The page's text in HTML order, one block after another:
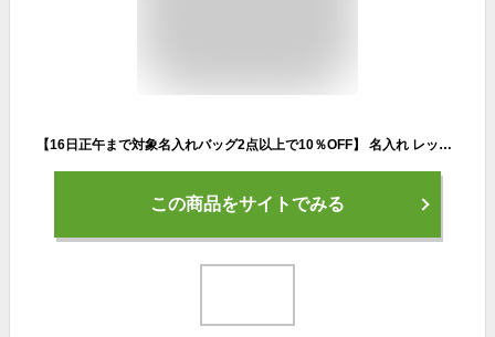
【16日正午まで対象名入れバッグ2点以上で10％OFF】 名入れ レッスンバッグ ( Mサイズ / ナイロン / イニシャル / サッカー サッカーボール )| 女の子 男の子 撥水 レッスンバック マチ付き 入園準備 ナイロン 幼稚園 入学準備 小学校
この商品をサイトでみる